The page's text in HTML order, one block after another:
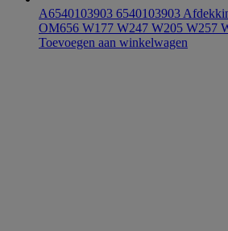
A6540103903 6540103903
OM656 W177 W247 W205 W257
Toevoegen aan winkelwagen